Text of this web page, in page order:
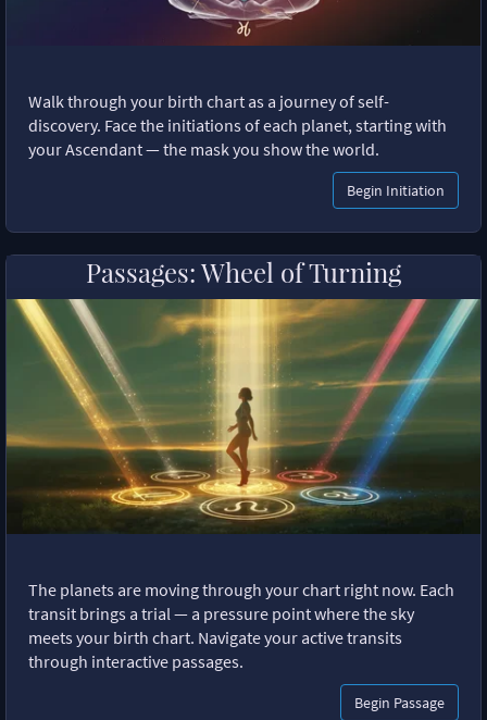
Walk through your birth chart as a journey of self-
discovery. Face the initiations of each planet, starting with
your Ascendant — the mask you show the world.
Begin Initiation
Passages: Wheel of Turning
The planets are moving through your chart right now. Each
transit brings a trial — a pressure point where the sky
meets your birth chart. Navigate your active transits
through interactive passages.
Begin Passage